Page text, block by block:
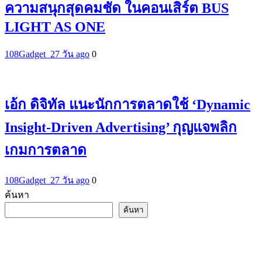
ความสนุกสุดคมชัด ในคอนเสิร์ต BUS
LIGHT AS ONE
108Gadget_27 วัน ago 0
เอ้ก ดิจิทัล แนะนักการตลาดใช้ ‘Dynamic
Insight-Driven Advertising’ กุญแจพลิก
เกมการตลาด
108Gadget_27 วัน ago 0
ค้นหา
ค้นหา